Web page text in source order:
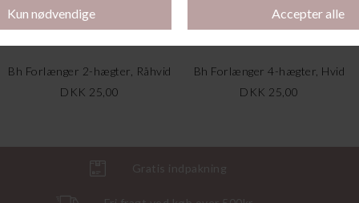
Bh Forlænger 2-hægter, Råhvid
DKK 25,00
Bh Forlænger 4-hægter, Hvid
DKK 25,00
Gratis indpakning